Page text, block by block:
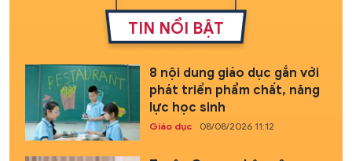
TIN NỔI BẬT
8 nội dung giáo dục gắn với
phát triển phẩm chất, năng
lực học sinh
Giáo dục 08/08/2026 11:12